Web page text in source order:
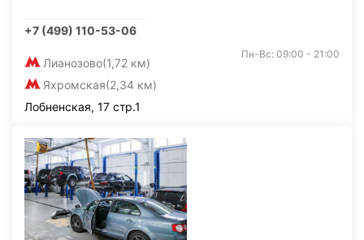
+7 (499) 110-53-06
Лианозово(1,72 км)
Яхромская(2,34 км)
Пн-Вс: 09:00 - 21:00
Лобненская, 17 стр.1